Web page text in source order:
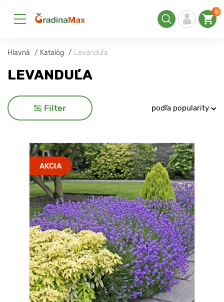
0
Hlavná Katalóg Levanduľa
LEVANDUĽA
Filter podľa popularity
AKCIA